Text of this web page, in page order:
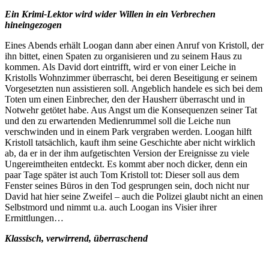
Ein Krimi-Lektor wird wider Willen in ein Verbrechen
hineingezogen
Eines Abends erhält Loogan dann aber einen Anruf von Kristoll, der
ihn bittet, einen Spaten zu organisieren und zu seinem Haus zu
kommen. Als David dort eintrifft, wird er von einer Leiche in
Kristolls Wohnzimmer überrascht, bei deren Beseitigung er seinem
Vorgesetzten nun assistieren soll. Angeblich handele es sich bei dem
Toten um einen Einbrecher, den der Hausherr überrascht und in
Notwehr getötet habe. Aus Angst um die Konsequenzen seiner Tat
und den zu erwartenden Medienrummel soll die Leiche nun
verschwinden und in einem Park vergraben werden. Loogan hilft
Kristoll tatsächlich, kauft ihm seine Geschichte aber nicht wirklich
ab, da er in der ihm aufgetischten Version der Ereignisse zu viele
Ungereimtheiten entdeckt. Es kommt aber noch dicker, denn ein
paar Tage später ist auch Tom Kristoll tot: Dieser soll aus dem
Fenster seines Büros in den Tod gesprungen sein, doch nicht nur
David hat hier seine Zweifel – auch die Polizei glaubt nicht an einen
Selbstmord und nimmt u.a. auch Loogan ins Visier ihrer
Ermittlungen…
Klassisch, verwirrend, überraschend